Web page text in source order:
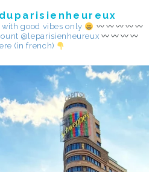
good vibes only
@leparisienheureux
(in french)